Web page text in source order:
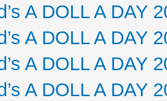
A DOLL A DAY
A DOLL A DAY
A DOLL A DAY
A DOLL A DAY